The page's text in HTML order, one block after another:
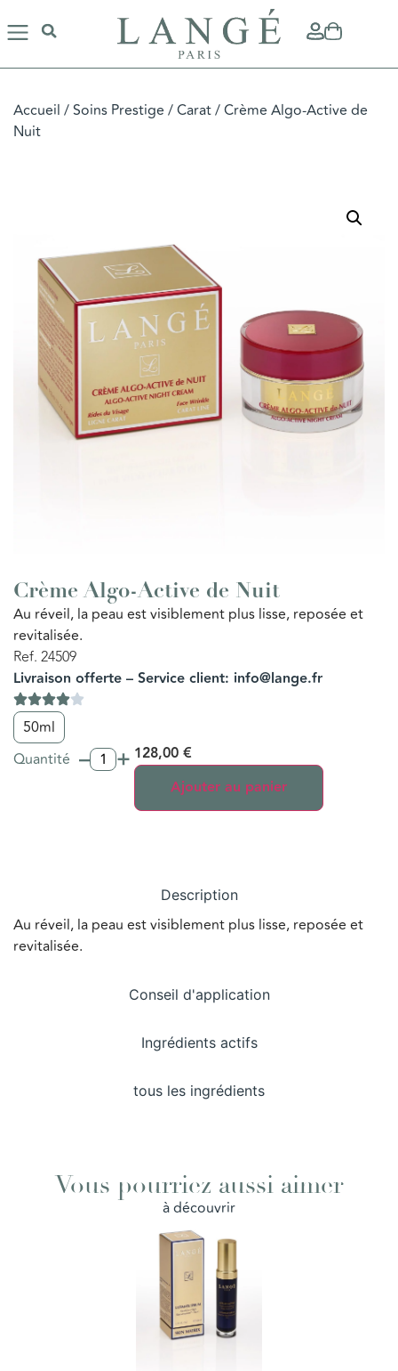
Accueil /Soins Prestige /Carat/ Crème Algo-Active de
Nuit
Crème Algo-Active de Nuit
Au réveil, la peau est visiblement plus lisse, reposée et
revitalisée.
Ref. 24509
Livraison offerte – Service client: info@lange.fr
50ml
Quantité – + 128,00 €
Ajouter au panier
Description
Conseil d'application
Ingrédients actifs
tous les ingrédients
Au réveil, la peau est visiblement plus lisse, reposée et
revitalisée.
Vous pourriez aussi aimer
à découvrir